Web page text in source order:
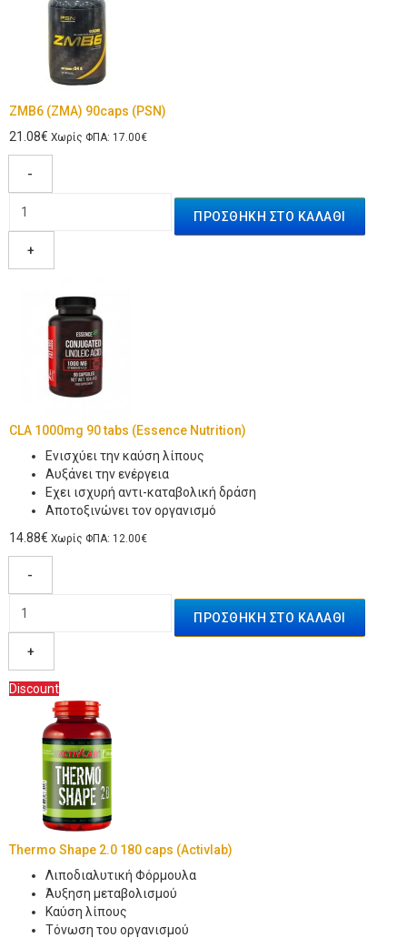
ZMB6 (ZMA) 90caps (PSN)
21.08€ Χωρίς ΦΠΑ: 17.00€
-
+
CLA 1000mg 90 tabs (Essence Nutrition)
Ενισχύει την καύση λίπους
Αυξάνει την ενέργεια
Εχει ισχυρή αντι-καταβολική δράση
Αποτοξινώνει τον οργανισμό
14.88€ Χωρίς ΦΠΑ: 12.00€
-
+
Discount
Thermo Shape 2.0 180 caps (Activlab)
Λιποδιαλυτική Φόρμουλα
Άυξηση μεταβολισμού
Καύση λίπους
Τόνωση του οργανισμού